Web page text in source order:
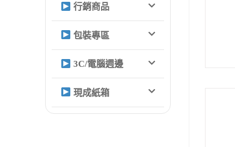
行銷商品
包裝專區
3C/電腦週邊
現成紙箱